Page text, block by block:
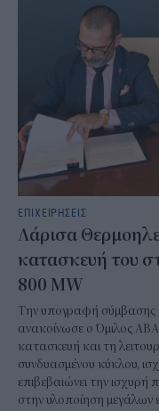
ΕΠΙΧΕΙΡΗΣΕΙΣ
Λάρισα
κατασκευή του
800 MW
Την υπογραφή σύμβασης
ανακοίνωσε ο Όμιλος
κατασκευή και τη
συνδυασμένου κύκλου,
επιβεβαιώνει την ισχυρή
στην υλοποίηση μεγάλων